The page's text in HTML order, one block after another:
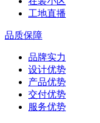
工地直播
品质保障
品牌实力
设计优势
产品优势
交付优势
服务优势